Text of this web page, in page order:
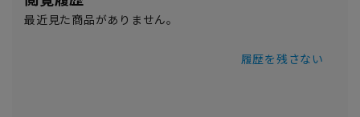
最近見た商品がありません。
履歴を残さない